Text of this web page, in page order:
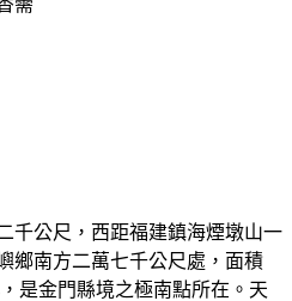
千公尺，西距福建鎮海煙墩山一
鄉南方二萬七千公尺處，面積
是金門縣境之極南點所在。天